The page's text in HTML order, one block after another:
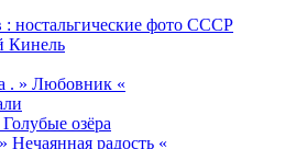
ностальгические фото СССР
Кинель
. » Любовник «
озёра
радость «